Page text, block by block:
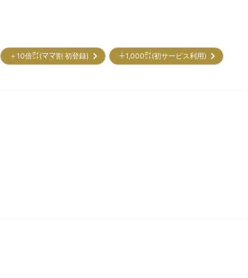
＋10倍㌽(ママ割 初登録)
＋1,000㌽(初サービス利用)